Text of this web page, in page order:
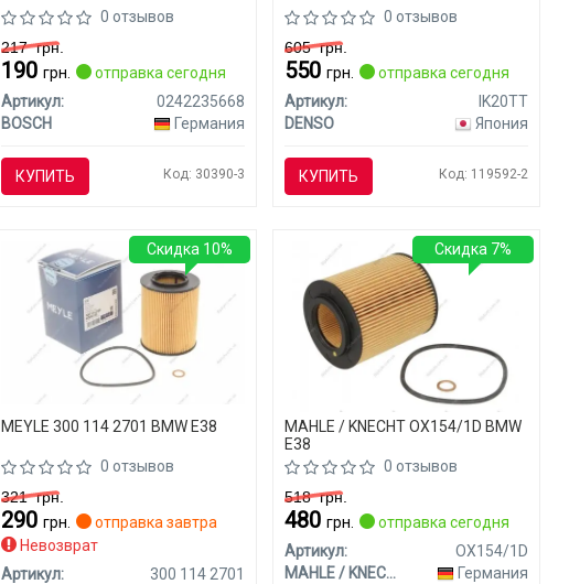
0 отзывов
217грн.
190 грн.
отправка сегодня
Артикул:
0242235668
BOSCH
Германия
КУПИТЬ Код: 30390-3
0 отзывов
605грн.
550 грн.
отправка сегодня
Артикул:
IK20TT
DENSO
Япония
КУПИТЬ Код: 119592-2
MEYLE 300 114 2701 BMW E38
0 отзывов
321грн.
290 грн.
отправка завтра
Невозврат
Артикул:
300 114 2701
Скидка 10%
MAHLE / KNECHT OX154/1D BMW
E38
0 отзывов
518грн.
480 грн.
отправка сегодня
Артикул:
OX154/1D
MAHLE / KNECHT
Германия
Скидка 7%